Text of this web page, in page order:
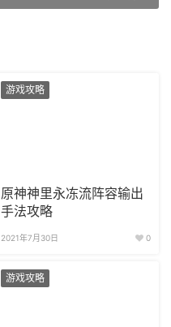
游戏攻略
原神神里永冻流阵容输出
手法攻略
2021年7月30日 0
游戏攻略